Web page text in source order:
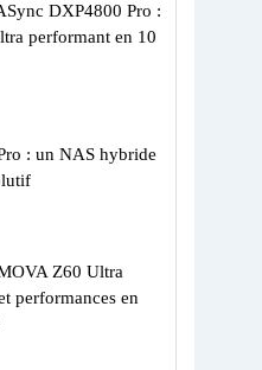
DXP4800 Pro :
performant en 10
: un NAS hybride
Z60 Ultra
performances en